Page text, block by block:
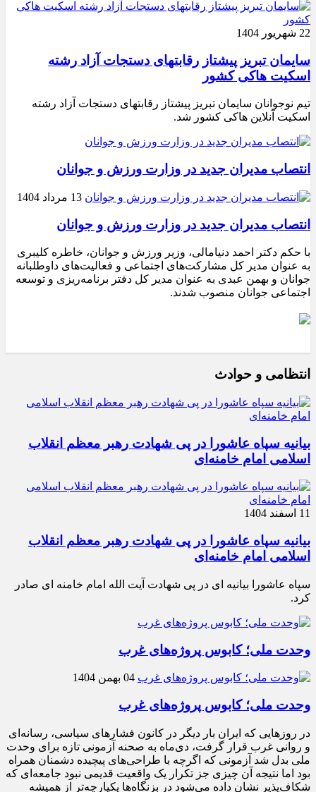
22 شهریور 1404
سایمان تبریز پیشتاز رقابتهای دستجات آزاد رشته
اسکیت هاکی کشور
تیم نوجوانان سایمان تبریز پیشتاز رقابتهای دستجات آزاد رشته
اسکیت آنلاین هاکی کشور شد.
انتصاب مدیران جدید در وزارت ورزش و جوانان
13 مرداد 1404
انتصاب مدیران جدید در وزارت ورزش و جوانان
با حکم دکتر احمد دنیامالی، وزیر ورزش و جوانان، خاطره کلیبری
به عنوان مدیر کل مشارکت‌های اجتماعی و فعالیت‌های داوطلبانه
جوانان و بهمن عبدی به عنوان مدیر کل دفتر برنامه‌ریزی و توسعه
اجتماعی جوانان منصوب شدند.
انتظامی و حوادث
بیانیه سپاه عاشورا در پی شهادت رهبر معظم انقلاب
اسلامی امام خامنه‌ای
11 اسفند 1404
بیانیه سپاه عاشورا در پی شهادت رهبر معظم انقلاب
اسلامی امام خامنه‌ای
سپاه عاشورا بیانیه ای در پی شهادت آیت الله امام خامنه ای صادر
کرد.
وحدت ملی؛ کابوس پروژه‌های غرب
04 بهمن 1404
وحدت ملی؛ کابوس پروژه‌های غرب
در روزهایی که ایران بار دیگر در کانون فشارهای سیاسی، رسانه‌ای
و روانی غرب قرار گرفت، دی‌ماه به صحنه آزمونی تازه برای وحدت
ملی بدل شد آزمونی که اگرچه با طراحی‌های پیچیده دشمنان همراه
بود اما نتیجه آن چیزی جز تکرار یک واقعیت قدیمی نبود جامعه‌ای که
شکاف‌پذیر نشان داده می‌شود در بزنگاه‌ها یکپارچه‌تر از همیشه